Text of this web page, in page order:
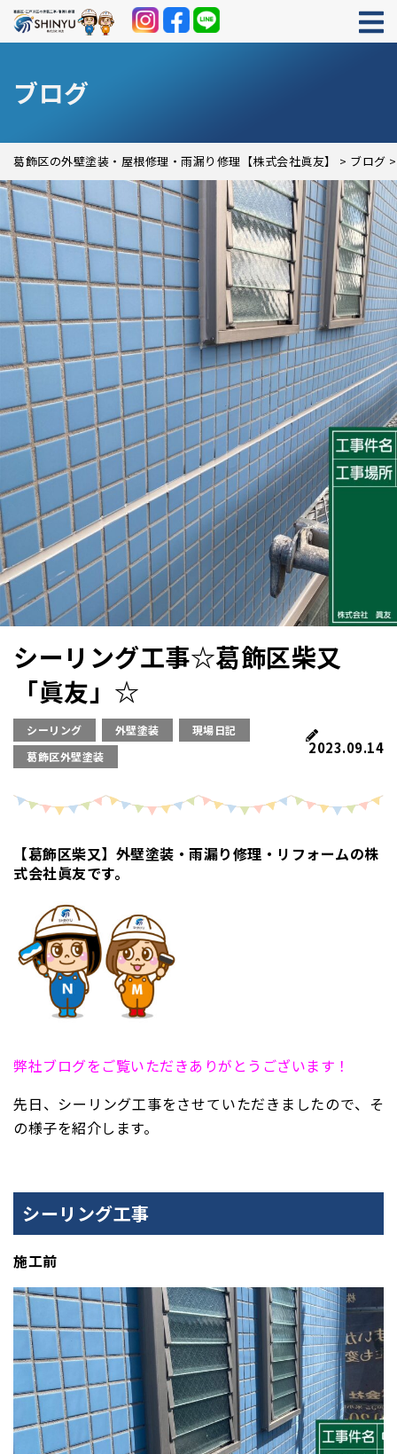
ブログ
葛飾区の外壁塗装・屋根修理・雨漏り修理【株式会社眞友】 > ブログ
シーリング工事☆葛飾区柴又
「眞友」☆
シーリング 外壁塗装
現場日記
葛飾区外壁塗装
2023.09.14
【葛飾区柴又】外壁塗装・雨漏り修理・リフォームの株
式会社眞友です。
弊社ブログをご覧いただきありがとうございます！
先日、シーリング工事をさせていただきましたので、そ
の様子を紹介します。
シーリング工事
施工前